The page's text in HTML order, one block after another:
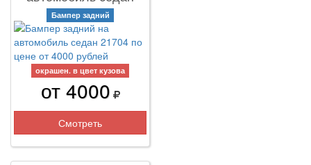
21704
Бампер задний
окрашен. в цвет кузова
от 4000
Смотреть